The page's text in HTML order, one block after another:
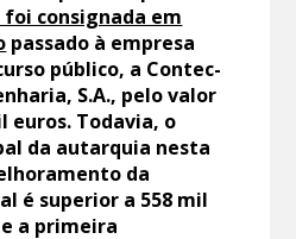
foi consignada em
passado à empresa
público, a Contec-
S.A., pelo valor
euros. Todavia, o
da autarquia nesta
da
é superior a 558 mil
a primeira